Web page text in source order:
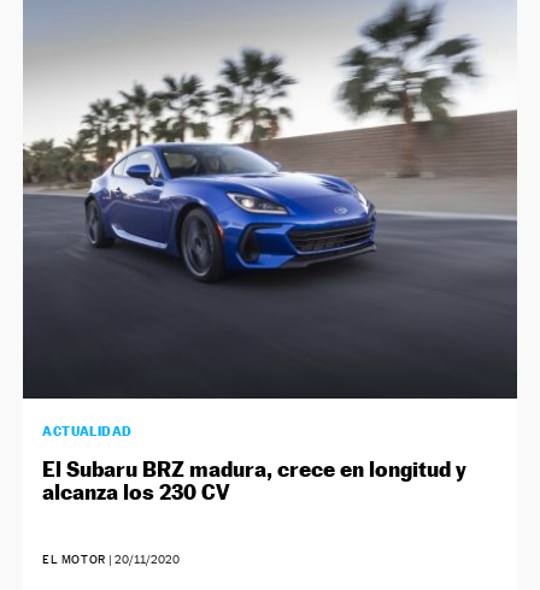
ACTUALIDAD
El Subaru BRZ madura, crece en longitud y
alcanza los 230 CV
EL MOTOR | 20/11/2020